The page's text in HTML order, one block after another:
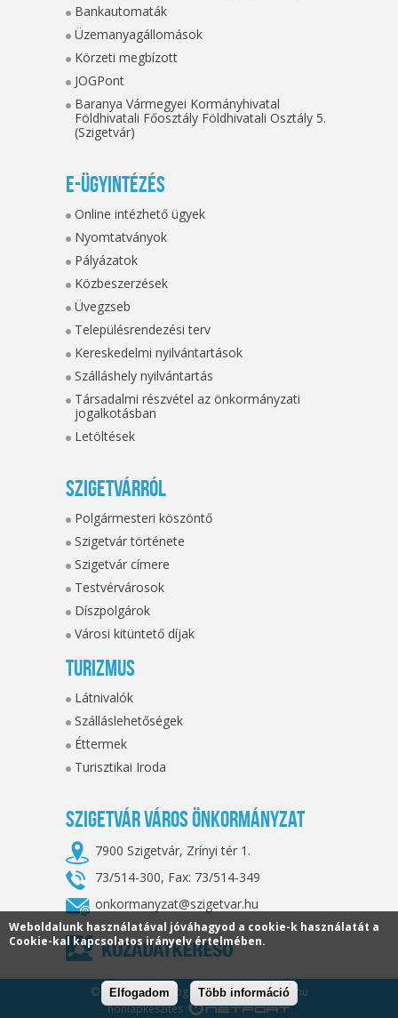
Bankautomaták
Üzemanyagállomások
Körzeti megbízott
JOGPont
Baranya Vármegyei Kormányhivatal
Földhivatali Főosztály Földhivatali Osztály 5.
(Szigetvár)
E-ügyintézés
Online intézhető ügyek
Nyomtatványok
Pályázatok
Közbeszerzések
Üvegzseb
Településrendezési terv
Kereskedelmi nyilvántartások
Szálláshely nyilvántartás
Társadalmi részvétel az önkormányzati
jogalkotásban
Letöltések
Szigetvárról
Polgármesteri köszöntő
Szigetvár története
Szigetvár címere
Testvérvárosok
Díszpolgárok
Városi kitüntető díjak
Turizmus
Látnivalók
Szálláslehetőségek
Éttermek
Turisztikai Iroda
Szigetvár Város Önkormányzat
7900 Szigetvár, Zrínyi tér 1.
73/514-300, Fax: 73/514-349
onkormanyzat@szigetvar.hu
© 2026. Minden jog fenntartva, szigetvar.hu
honlapkészítés
Weboldalunk használatával jóváhagyod a cookie-k használatát a
Cookie-kal kapcsolatos irányelv értelmében.
Elfogadom Több információ